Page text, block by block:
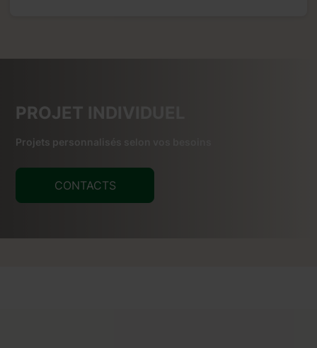
PROJET INDIVIDUEL
Projets personnalisés selon vos besoins
CONTACTS